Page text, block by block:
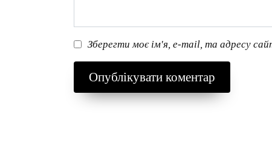
Зберегти моє ім'я, e-mail, та адресу